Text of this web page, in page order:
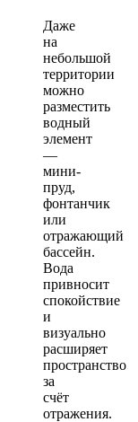
Даже
на
небольшой
территории
можно
разместить
водный
элемент
—
мини-
пруд,
фонтанчик
или
отражающий
бассейн.
Вода
привносит
спокойствие
и
визуально
расширяет
пространство
за
счёт
отражения.